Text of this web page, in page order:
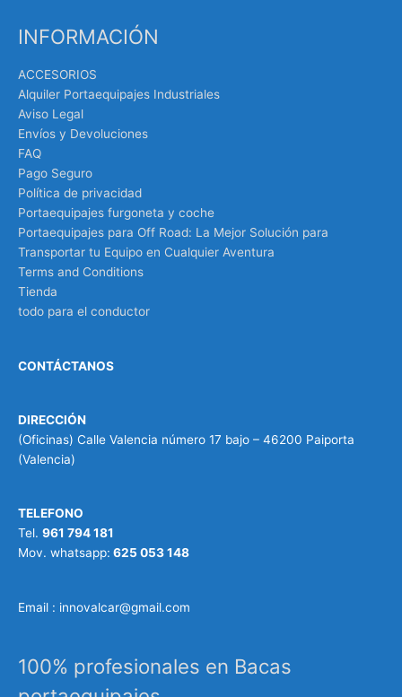
INFORMACIÓN
ACCESORIOS
Alquiler Portaequipajes Industriales
Aviso Legal
Envíos y Devoluciones
FAQ
Pago Seguro
Política de privacidad
Portaequipajes furgoneta y coche
Portaequipajes para Off Road: La Mejor Solución para
Transportar tu Equipo en Cualquier Aventura
Terms and Conditions
Tienda
todo para el conductor
CONTÁCTANOS
DIRECCIÓN
(Oficinas) Calle Valencia número 17 bajo – 46200 Paiporta
(Valencia)
TELEFONO
Tel. 961 794 181
Mov. whatsapp: 625 053 148
Email : innovalcar@gmail.com
100% profesionales en Bacas